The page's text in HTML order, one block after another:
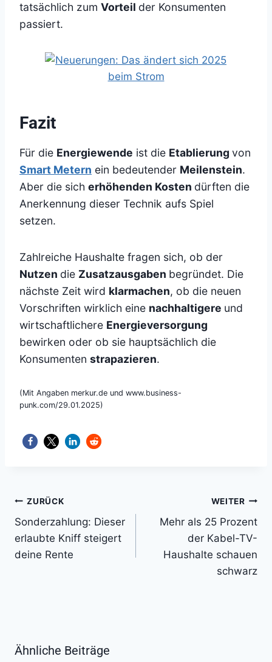
tatsächlich zum Vorteil der Konsumenten
passiert.
Fazit
Für die Energiewende ist die Etablierung von
Smart Metern ein bedeutender Meilenstein.
Aber die sich erhöhenden Kosten dürften die
Anerkennung dieser Technik aufs Spiel
setzen.
Zahlreiche Haushalte fragen sich, ob der
Nutzen die Zusatzausgaben begründet. Die
nächste Zeit wird klarmachen, ob die neuen
Vorschriften wirklich eine nachhaltigere und
wirtschaftlichere Energieversorgung
bewirken oder ob sie hauptsächlich die
Konsumenten strapazieren.
(Mit Angaben merkur.de und www.business-
punk.com/29.01.2025)
Beitragsnavigation
ZURÜCK
Sonderzahlung: Dieser
erlaubte Kniff steigert
deine Rente
WEITER
Mehr als 25 Prozent
der Kabel-TV-
Haushalte schauen
schwarz
Ähnliche Beiträge